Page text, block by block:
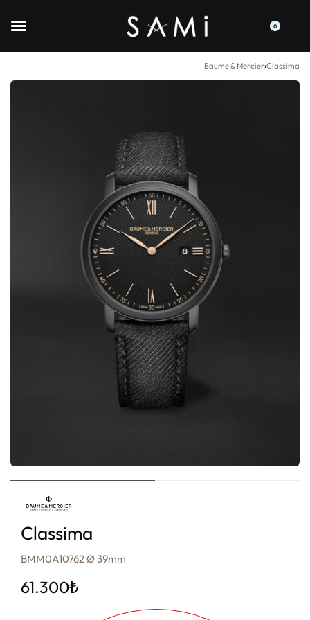
0
Baume & Mercier›Classima
Classima
BMM0A10762 Ø 39mm
61.300₺